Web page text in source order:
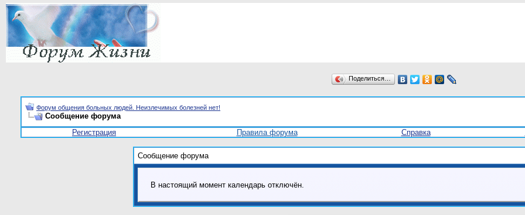
Поделиться…
Форум общения больных людей. Неизлечимых болезней нет!
Сообщение форума
Регистрация Правила форума Справка
Сообщение форума
В настоящий момент календарь отключён.